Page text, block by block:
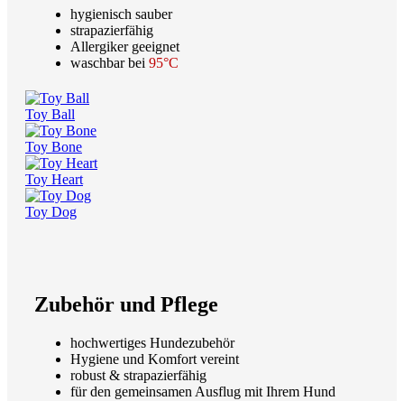
hygienisch sauber
strapazierfähig
Allergiker geeignet
waschbar bei 95°C
Toy Ball
Toy Bone
Toy Heart
Toy Dog
Zubehör und Pflege
hochwertiges Hundezubehör
Hygiene und Komfort vereint
robust & strapazierfähig
für den gemeinsamen Ausflug mit Ihrem Hund